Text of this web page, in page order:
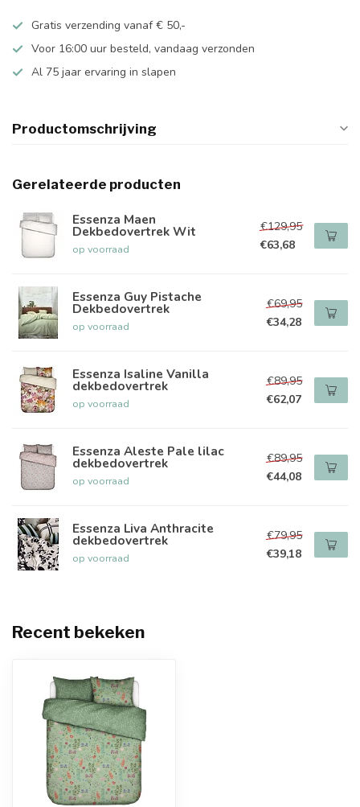
Gratis verzending vanaf € 50,-
Voor 16:00 uur besteld, vandaag verzonden
Al 75 jaar ervaring in slapen
Productomschrijving
Gerelateerde producten
Essenza Maen
Dekbedovertrek Wit
op voorraad
€129,95
€63,68
Essenza Guy Pistache
Dekbedovertrek
op voorraad
€69,95
€34,28
Essenza Isaline Vanilla
dekbedovertrek
op voorraad
€89,95
€62,07
Essenza Aleste Pale lilac
dekbedovertrek
op voorraad
€89,95
€44,08
Essenza Liva Anthracite
dekbedovertrek
op voorraad
€79,95
€39,18
Recent bekeken